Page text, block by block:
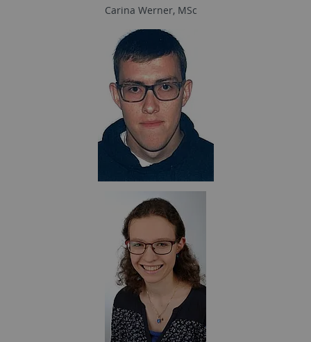
Carina Werner, MSc